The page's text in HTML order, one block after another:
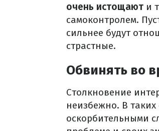
очень истощают и
самоконтролем.
сильнее будут
страстные.
Обвинять во
Столкновение
неизбежно. В таких
оскорбительными